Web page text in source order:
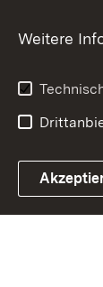
Weitere